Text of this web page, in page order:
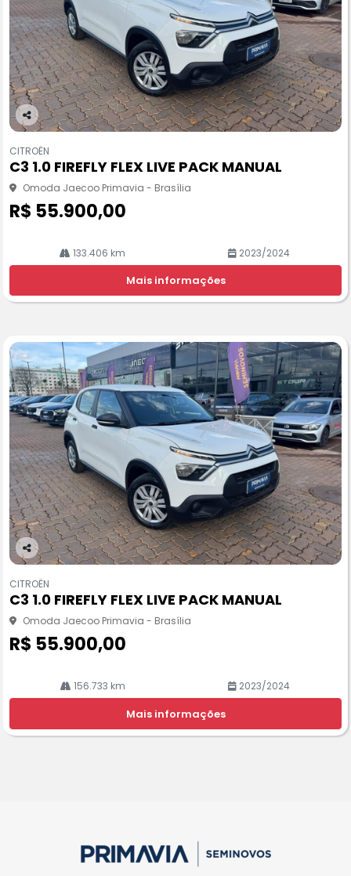
Co
pa
rtil
he
CITROËN
C3 1.0 FIREFLY FLEX LIVE PACK MANUAL
Omoda Jaecoo Primavia - Brasília
R$ 55.900,00
133.406 km 2023/2024
Mais informações
Co
pa
rtil
he
CITROËN
C3 1.0 FIREFLY FLEX LIVE PACK MANUAL
Omoda Jaecoo Primavia - Brasília
R$ 55.900,00
156.733 km 2023/2024
Mais informações